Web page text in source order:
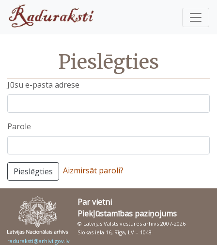
Pieslēgties
Jūsu e-pasta adrese
Parole
Pieslēgties Aizmirsāt paroli?
Par vietni
Piekļūstamības paziņojums
© Latvijas Valsts vēstures arhīvs 2007-2026
Slokas iela 16, Rīga, LV – 1048
raduraksti@arhivi.gov.lv